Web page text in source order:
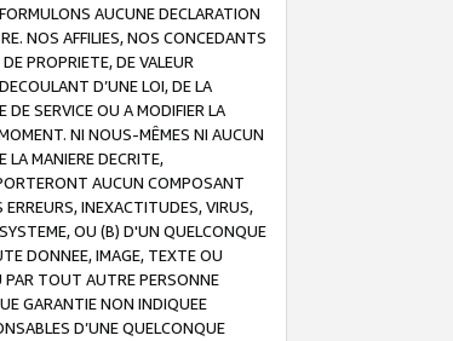
AUCUNE DECLARATION
NOS AFFILIES, NOS CONCEDANTS
PROPRIETE, DE VALEUR
D’UNE LOI, DE LA
SERVICE OU A MODIFIER LA
NI NOUS-MÊMES NI AUCUN
LA MANIERE DECRITE,
AUCUN COMPOSANT
INEXACTITUDES, VIRUS,
OU (B) D'UN QUELCONQUE
DONNEE, IMAGE, TEXTE OU
TOUT AUTRE PERSONNE
GARANTIE NON INDIQUEE
D’UNE QUELCONQUE